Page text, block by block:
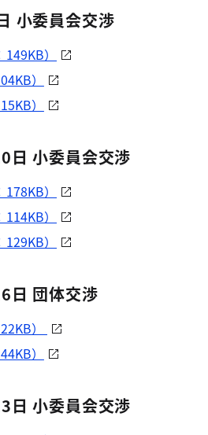
小委員会交渉
）
）
）
日 小委員会交渉
）
）
）
日 団体交渉
）
）
日 小委員会交渉